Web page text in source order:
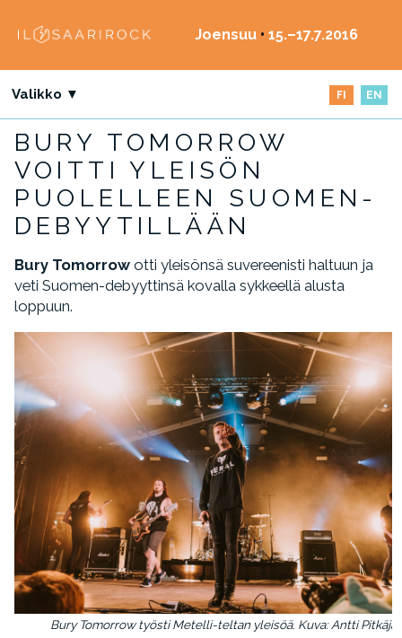
Joensuu • 15.–17.7.2016
Valikko ▼ FI EN
BURY TOMORROW
VOITTI YLEISÖN
PUOLELLEEN SUOMEN-
DEBYYTILLÄÄN
Bury Tomorrowotti yleisönsä suvereenisti haltuun ja
veti Suomen-debyyttinsä kovalla sykkeellä alusta
loppuun.
Bury Tomorrow työsti Metelli-teltan yleisöä. Kuva: Antti